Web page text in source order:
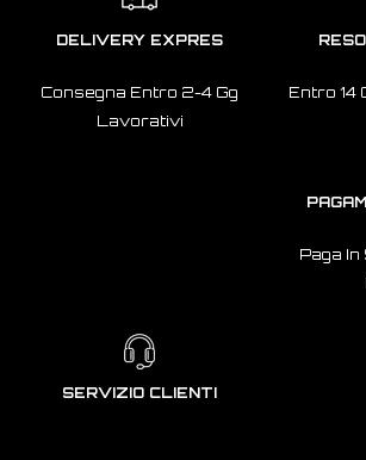
DELIVERY EXPRES
Consegna Entro 2-4 Gg
Lavorativi
Entro 14
Paga
SERVIZIO CLIENTI